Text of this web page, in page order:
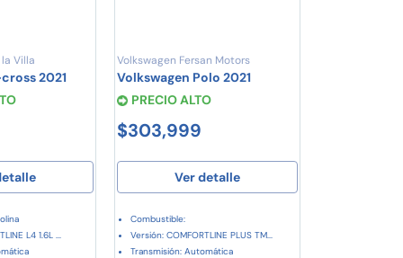
Villa
2021
L4 1.6L ...
Volkswagen Fersan Motors
Volkswagen Polo 2021
PRECIO ALTO
$303,999
Ver detalle
Combustible:
Versión: COMFORTLINE PLUS TM...
Transmisión: Automática